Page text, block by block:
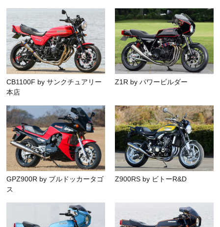
CB1100F by サンクチュアリー
本店
Z1R by パワービルダー
GPZ900R by ブルドッカータゴ
ス
Z900RS by ビトーR&D